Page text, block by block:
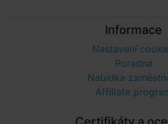
Informace
Nastavení
Poradna
Nabídka
Affiliate